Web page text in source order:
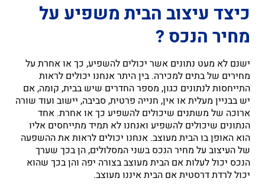
כיצד עיצוב הבית משפיע על
מחיר הנכס ?
ישנם לא מעט נתונים אשר יכולים להשפיע, כך או אחרת על
מחירים של בתים למכירה. בין היתר אנחנו יכולים לראות
התייחסות לנתונים כגון, מספר החדרים שיש בבית, קומה, אם
יש בבניין מעלית או אין, חנייה פרטית, סביבה, יישוב ועוד שורה
ארוכה של משתנים שיכולים להשפיע כך או אחרת. אחד
הנתונים שיכולים להשפיע ואנחנו לא תמיד מתייחסים אליו
הוא האופן בו הבית מעוצב. אנחנו יכולים לראות את ההשפעה
של העיצוב על מחיר הנכס בשני המסלולים, הן בכך שערך
הנכס יכול לעלות אם הבית מעוצב בצורה יפה והן בכך שהוא
יכול לרדת דרסטית אם הבית איננו מעוצב.